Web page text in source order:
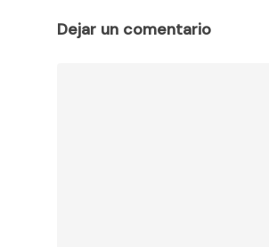
Dejar un comentario